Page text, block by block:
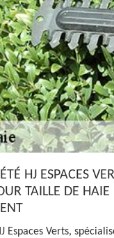
HJ ESPACES
TAILLE DE HAIE
Espaces Verts,